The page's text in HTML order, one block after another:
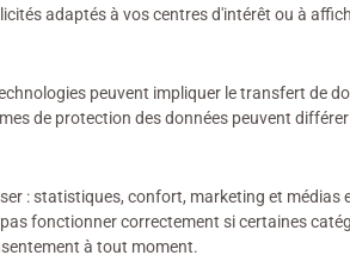
été soumise
adaptés à vos centres d'intérêt ou à
peuvent impliquer le transfert de
de protection des données peuvent
: statistiques, confort, marketing et médias
fonctionner correctement si certaines
à tout moment.